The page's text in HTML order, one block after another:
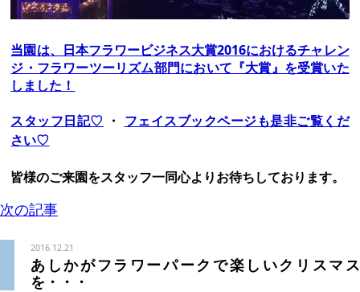
当園は、日本フラワービジネス大賞2016におけるチャレン
ジ・フラワーツーリズム部門において『大賞』を受賞いた
しました！
スタッフ日記♡ ・ フェイスブックページも是非ご覧くだ
さい♡
皆様のご来園をスタッフ一同心よりお待ちしております。
次の記事
2016.12.21
あしかがフラワーパークで楽しいクリスマス
を・・・